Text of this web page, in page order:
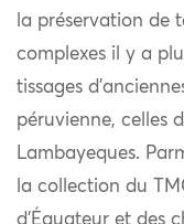
la préservation de
complexes il y a
tissages
péruvienne, celles
Lambayeques.
la collection du
d’Équateur et des